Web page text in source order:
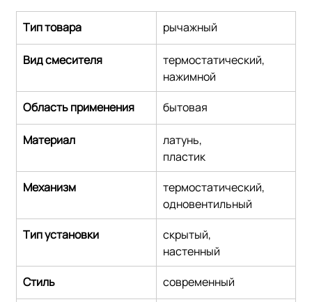
Тип товара рычажный
Вид смесителя
термостатический,
нажимной
Область применения
бытовая
Материал
латунь,
пластик
Механизм
термостатический,
одновентильный
Тип установки
скрытый,
настенный
Стиль
современный